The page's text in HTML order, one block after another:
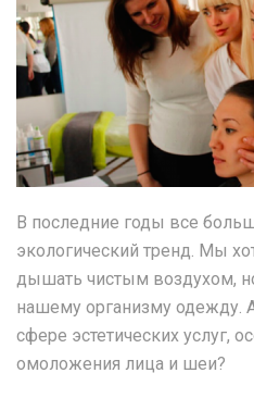
В последние годы все
экологический тренд. Мы
дышать чистым воздухом,
нашему организму одежду.
сфере эстетических услуг,
омоложения лица и шеи?